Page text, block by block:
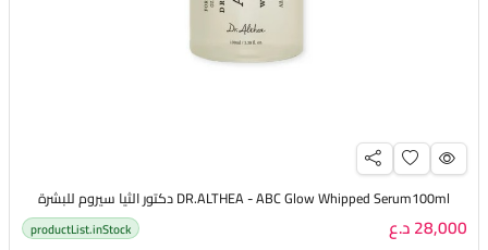
DR.ALTHEA - ABC Glow Whipped Serum100ml دكتور الثيا سيروم للبشرة
28,000 د.ع productList.inStock